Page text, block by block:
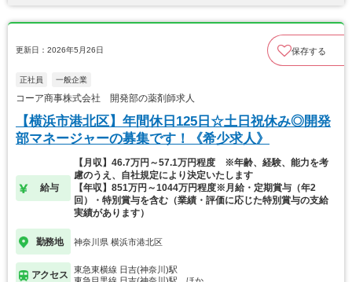
更新日：2026年5月26日 保存する
正社員 一般企業
コーア商事株式会社 開発部の薬剤師求人
【横浜市港北区】年間休日125日☆土日祝休み◎開発
部マネージャーの募集です！《希少求人》
給与
【月収】46.7万円～57.1万円程度 ※年齢、経験、能力を考
慮のうえ、自社規定により決定いたします
【年収】851万円～1044万円程度※月給・定期賞与（年2
回）・特別賞与を含む（業績・評価に応じた特別賞与の支給
実績があります）
勤務地 神奈川県 横浜市港北区
アクセス
東急東横線 日吉(神奈川)駅